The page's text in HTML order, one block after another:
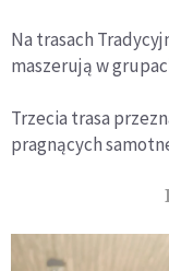
Na trasach
maszerują w
Trzecia trasa
pragnących